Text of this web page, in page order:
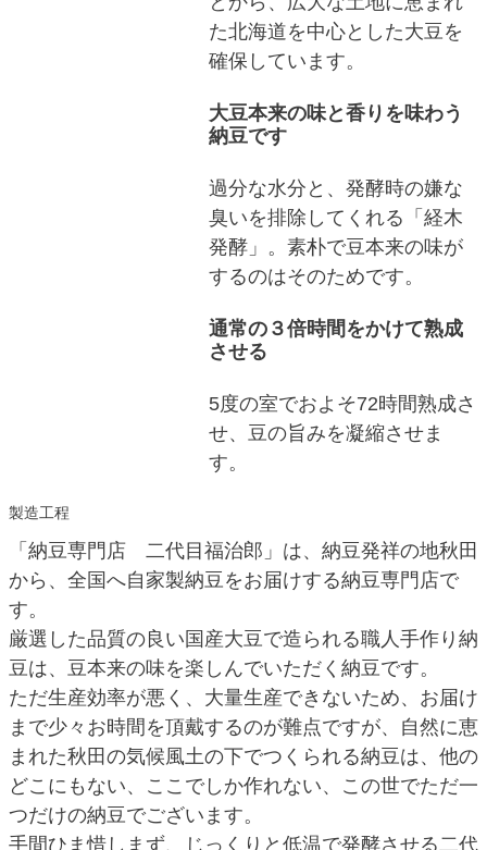
た北海道を中心とした大豆を
確保しています。
大豆本来の味と香りを味わう
納豆です
過分な水分と、発酵時の嫌な
臭いを排除してくれる「経木
発酵」。素朴で豆本来の味が
するのはそのためです。
通常の３倍時間をかけて熟成
させる
5度の室でおよそ72時間熟成さ
せ、豆の旨みを凝縮させま
す。
製造工程
「納豆専門店 二代目福治郎」は、納豆発祥の地秋田
から、全国へ自家製納豆をお届けする納豆専門店で
す。
厳選した品質の良い国産大豆で造られる職人手作り納
豆は、豆本来の味を楽しんでいただく納豆です。
ただ生産効率が悪く、大量生産できないため、お届け
まで少々お時間を頂戴するのが難点ですが、自然に恵
まれた秋田の気候風土の下でつくられる納豆は、他の
どこにもない、ここでしか作れない、この世でただ一
つだけの納豆でございます。
手間ひま惜しまず、じっくりと低温で発酵させる二代